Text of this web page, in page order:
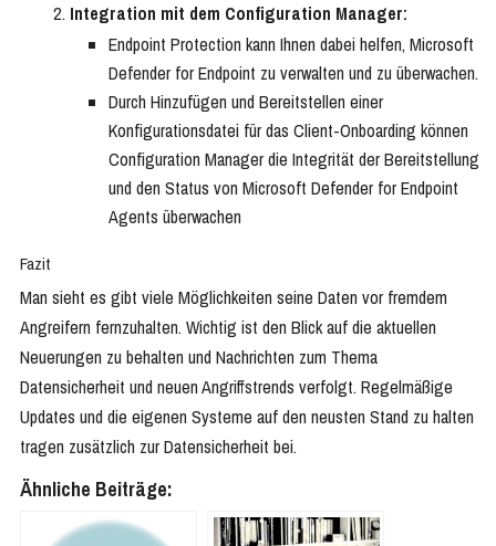
Integration mit dem Configuration Manager:
Endpoint Protection kann Ihnen dabei helfen, Microsoft
Defender for Endpoint zu verwalten und zu überwachen.
Durch Hinzufügen und Bereitstellen einer
Konfigurationsdatei für das Client-Onboarding können
Configuration Manager die Integrität der Bereitstellung
und den Status von Microsoft Defender for Endpoint
Agents überwachen
Fazit
Man sieht es gibt viele Möglichkeiten seine Daten vor fremdem
Angreifern fernzuhalten. Wichtig ist den Blick auf die aktuellen
Neuerungen zu behalten und Nachrichten zum Thema
Datensicherheit und neuen Angriffstrends verfolgt. Regelmäßige
Updates und die eigenen Systeme auf den neusten Stand zu halten
tragen zusätzlich zur Datensicherheit bei.
Ähnliche Beiträge: